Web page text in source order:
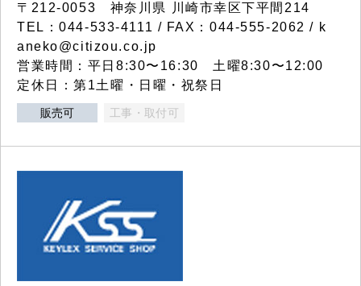
〒212-0053 神奈川県 川崎市幸区下平間214
TEL：044-533-4111 / FAX：044-555-2062 / k
aneko@citizou.co.jp
営業時間：平日8:30〜16:30 土曜8:30〜12:00
定休日：第1土曜・日曜・祝祭日
販売可 工事・取付可